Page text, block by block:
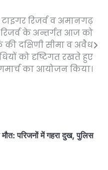
टाइगर रिजर्व व अमानगढ़
के अन्तर्गत आज को
की दक्षिणी सीमा व अवैध
को दृष्टिगत रखते हुए
का आयोजन किया।
परिजनों में गहरा दुख, पुलिस